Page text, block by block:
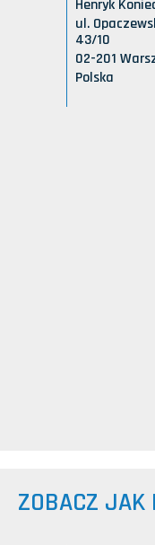
Henryk
ul.
43/10
02-201
Polska
ZOBACZ JAK